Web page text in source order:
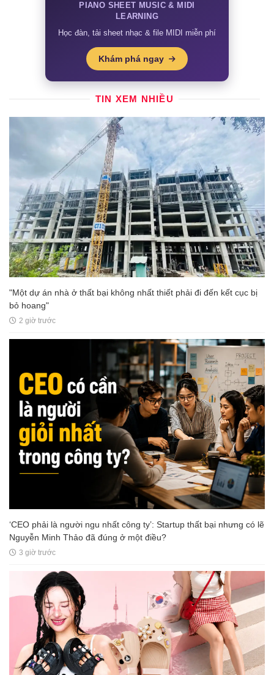
PIANO SHEET MUSIC & MIDI
LEARNING
Học đàn, tải sheet nhạc & file MIDI miễn phí
Khám phá ngay
TIN XEM NHIỀU
"Một dự án nhà ở thất bại không nhất thiết phải đi đến kết cục bị
bỏ hoang"
2 giờ trước
‘CEO phải là người ngu nhất công ty’: Startup thất bại nhưng có lẽ
Nguyễn Minh Thảo đã đúng ở một điều?
3 giờ trước